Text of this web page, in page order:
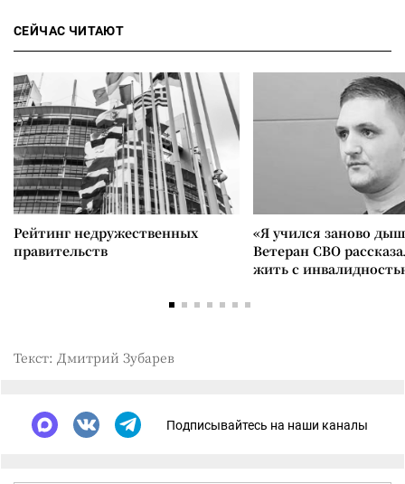
СЕЙЧАС ЧИТАЮТ
Рейтинг недружественных
правительств
«Я учился заново
Ветеран СВО
жить с
Текст: Дмитрий Зубарев
Подписывайтесь на наши каналы